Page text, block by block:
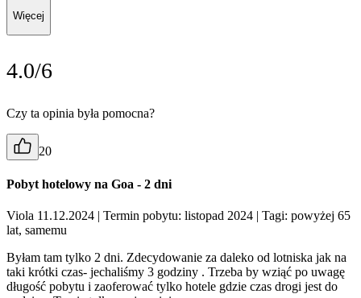
Więcej
4.0/6
Czy ta opinia była pomocna?
20
Pobyt hotelowy na Goa - 2 dni
Viola 11.12.2024 | Termin pobytu: listopad 2024 | Tagi: powyżej 65
lat, samemu
Byłam tam tylko 2 dni. Zdecydowanie za daleko od lotniska jak na
taki krótki czas- jechaliśmy 3 godziny . Trzeba by wziąć po uwagę
długość pobytu i zaoferować tylko hotele gdzie czas drogi jest do